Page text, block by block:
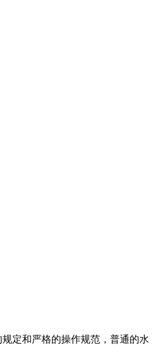
定和严格的操作规范，普通的水